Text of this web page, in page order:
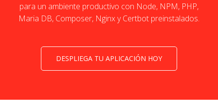
para un ambiente productivo con Node, NPM, PHP,
Maria DB, Composer, Nginx y Certbot preinstalados.
DESPLIEGA TU APLICACIÓN HOY